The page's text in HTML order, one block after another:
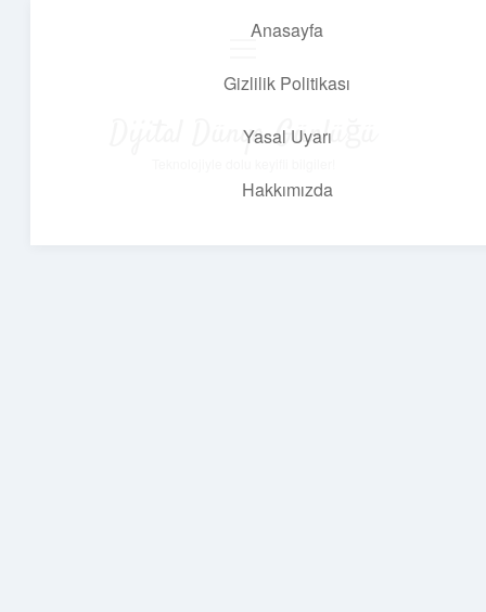
Anasayfa
Gizlilik Politikası
Yasal Uyarı
Hakkımızda
Dijital Dünya Günlüğü